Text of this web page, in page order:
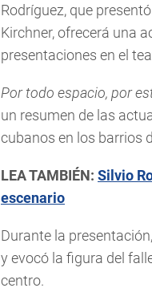
Rodríguez, que
Kirchner, ofrecerá una
presentaciones en el
Por todo espacio, por
un resumen de las
cubanos en los barrios
LEA TAMBIÉN: Silvio
escenario
Durante la
y evocó la figura del
centro.